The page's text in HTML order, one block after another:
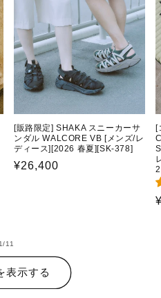
[販路限定] SHAKA スニーカーサ
ンダル WALCORE VB [メンズ/レ
ディース][2026 春夏][SK-378]
通
¥26,400
[
1/の
11
表示する